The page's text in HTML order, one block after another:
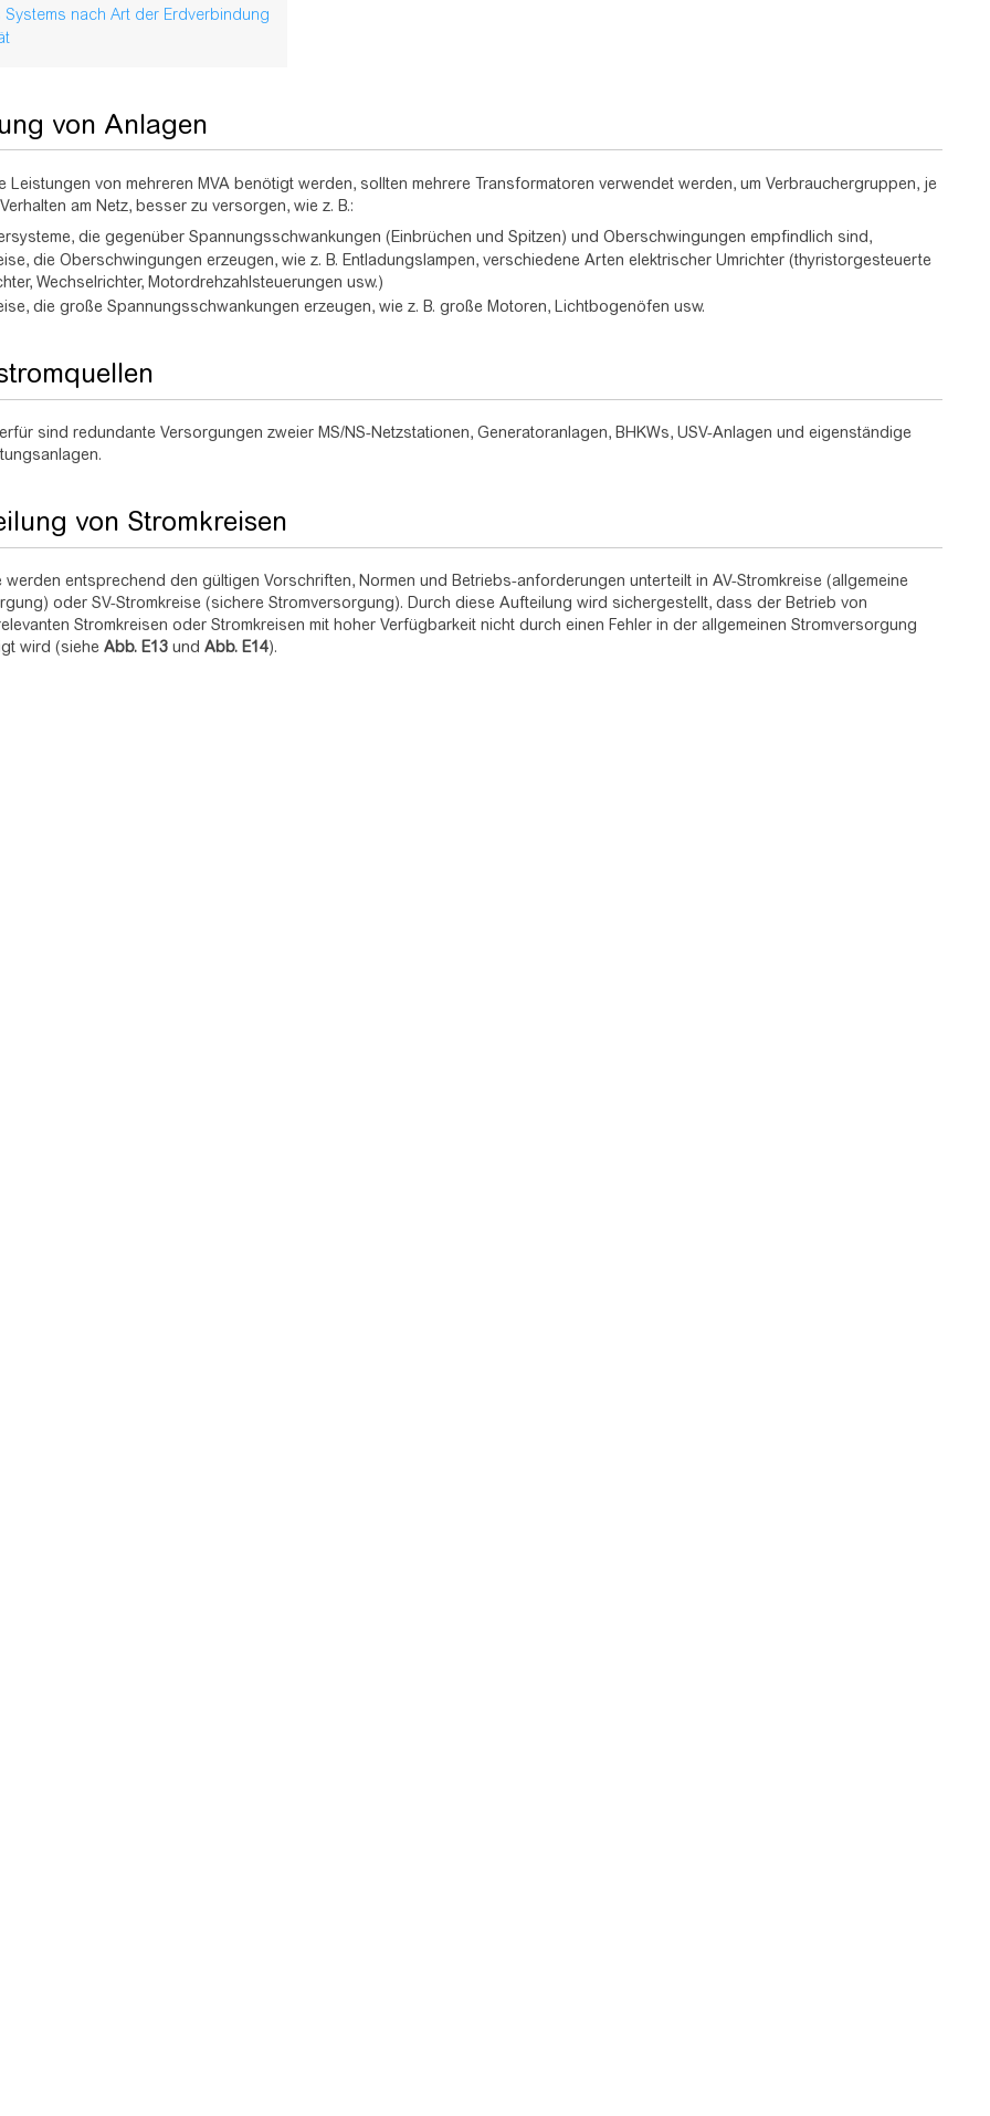
Systems nach Art der Erdverbindung
von Anlagen
Leistungen von mehreren MVA benötigt werden, sollten mehrere Transformatoren verwendet werden, um Verbrauchergruppen, je
am Netz, besser zu versorgen, wie z. B.:
die gegenüber Spannungsschwankungen (Einbrüchen und Spitzen) und Oberschwingungen empfindlich sind,
die Oberschwingungen erzeugen, wie z. B. Entladungslampen, verschiedene Arten elektrischer Umrichter (thyristorgesteuerte
Wechselrichter, Motordrehzahlsteuerungen usw.)
die große Spannungsschwankungen erzeugen, wie z. B. große Motoren, Lichtbogenöfen usw.
sind redundante Versorgungen zweier MS/NS-Netzstationen, Generatoranlagen, BHKWs, USV-Anlagen und eigenständige
von Stromkreisen
werden entsprechend den gültigen Vorschriften, Normen und Betriebs-anforderungen unterteilt in AV-Stromkreise (allgemeine
oder SV-Stromkreise (sichere Stromversorgung). Durch diese Aufteilung wird sichergestellt, dass der Betrieb von
Stromkreisen oder Stromkreisen mit hoher Verfügbarkeit nicht durch einen Fehler in der allgemeinen Stromversorgung
wird (siehe Abb. E13 und Abb. E14).